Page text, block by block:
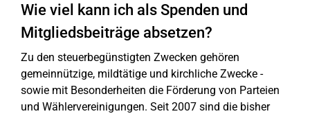
Wie viel kann ich als Spenden und
Mitgliedsbeiträge absetzen?
Zu den steuerbegünstigten Zwecken gehören
gemeinnützige, mildtätige und kirchliche Zwecke -
sowie mit Besonderheiten die Förderung von Parteien
und Wählervereinigungen. Seit 2007 sind die bisher